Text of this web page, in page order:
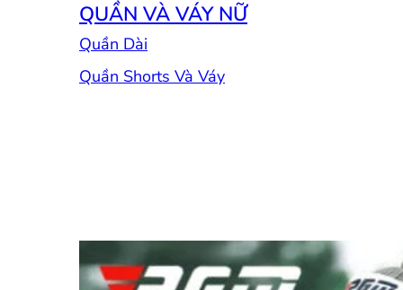
QUẦN VÀ VÁY NỮ
Quần Dài
Quần Shorts Và Váy